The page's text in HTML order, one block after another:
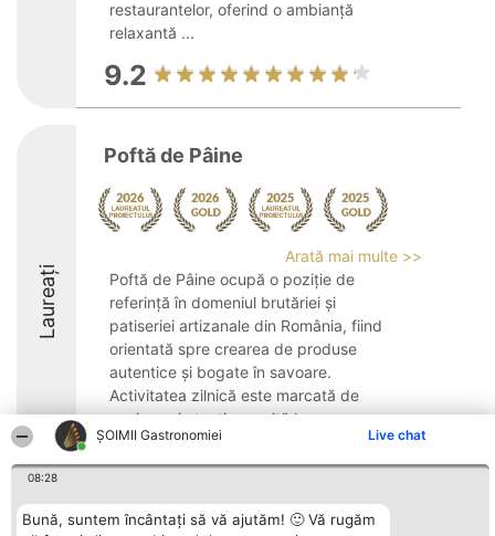
ȘOIMII Gastronomiei Live chat
08:28
Bună, suntem încântați să vă ajutăm! 🙂 Vă rugăm
restaurantelor, oferind o ambianță
relaxantă ...
9.2
Laureați
Poftă de Pâine
Arată mai multe >>
Poftă de Pâine ocupă o poziție de
referință în domeniul brutăriei și
patiseriei artizanale din România, fiind
orientată spre crearea de produse
autentice și bogate în savoare.
Activitatea zilnică este marcată de
pasiune și atenție sporită la ...
9.4